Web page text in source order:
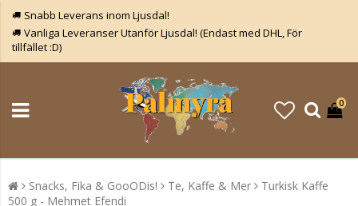
Snabb Leverans inom Ljusdal!
Vanliga Leveranser Utanför Ljusdal! (Endast med DHL, För
tillfället :D)
0
Snacks, Fika & GooODis! Te, Kaffe & Mer
Turkisk Kaffe
500 g - Mehmet Efendi